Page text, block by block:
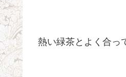
熱い緑茶とよく合っ